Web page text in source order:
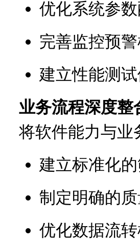
优化系统参
完善监控预
建立性能测
业务流程深度整
将软件能力与业
建立标准化
制定明确的
优化数据流